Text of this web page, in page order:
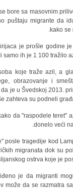
bore sa masovnim
puštaju migrante da
kako se
je prošle godine
samo ih je 1 100 tražilo
koje traže azil, a
obrazovanje i
je u Švedskoj 2013.
zahteva su podneli
da "raspodele teret"
donelo veći
posle tragedije kod
migranata dok su
ostrva koje je
je da migranti
može da se razmatra